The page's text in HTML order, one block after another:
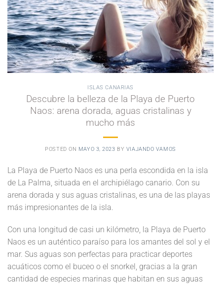
ISLAS CANARIAS
Descubre la belleza de la Playa de Puerto
Naos: arena dorada, aguas cristalinas y
mucho más
POSTED ON MAYO 3, 2023 BY VIAJANDO VAMOS
La Playa de Puerto Naos es una perla escondida en la isla
de La Palma, situada en el archipiélago canario. Con su
arena dorada y sus aguas cristalinas, es una de las playas
más impresionantes de la isla.
Con una longitud de casi un kilómetro, la Playa de Puerto
Naos es un auténtico paraíso para los amantes del sol y el
mar. Sus aguas son perfectas para practicar deportes
acuáticos como el buceo o el snorkel, gracias a la gran
cantidad de especies marinas que habitan en sus aguas